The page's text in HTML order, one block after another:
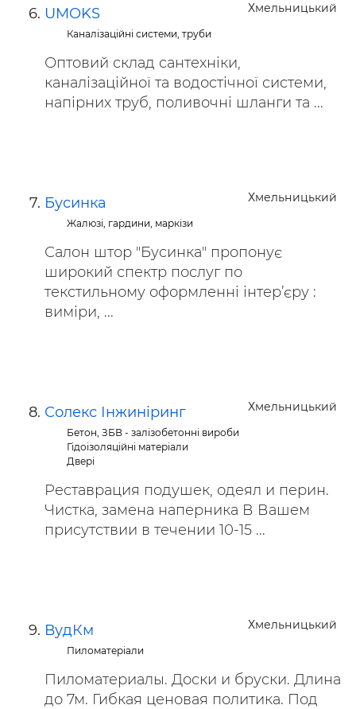
Хмельницький
UMOKS
Каналізаційні системи, труби
Оптовий склад сантехніки,
каналізаційної та водостічної системи,
напірних труб, поливочні шланги та ...
Хмельницький
Бусинка
Жалюзі, гардини, маркізи
Салон штор "Бусинка" пропонує
широкий спектр послуг по
текстильному оформленні інтер’єру :
виміри, ...
Хмельницький
Солекс Інжиніринг
Бетон, ЗБВ - залізобетонні вироби
Гідоізоляційні матеріали
Двері
Реставрация подушек, одеял и перин.
Чистка, замена наперника В Вашем
присутствии в течении 10-15 ...
Хмельницький
ВудКм
Пиломатеріали
Пиломатериалы. Доски и бруски. Длина
до 7м. Гибкая ценовая политика. Под